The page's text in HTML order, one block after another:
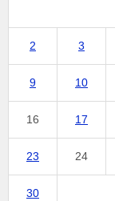
2 3
9 10
16 17
23 24
30